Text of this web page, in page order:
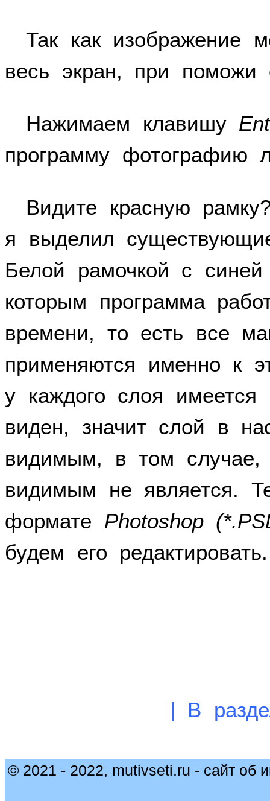
Так как изображение
весь экран, при поможи
Нажимаем клавишу
программу фотографию
Видите красную
я выделил
Белой рамочкой с
которым программа
времени, то есть все
применяются именно к
у каждого слоя имеется
виден, значит слой в
видимым, в том случае,
видимым не является.
формате Photoshop
будем его редактировать.
| В
© 2021 - 2022, mutivseti.ru - сайт об